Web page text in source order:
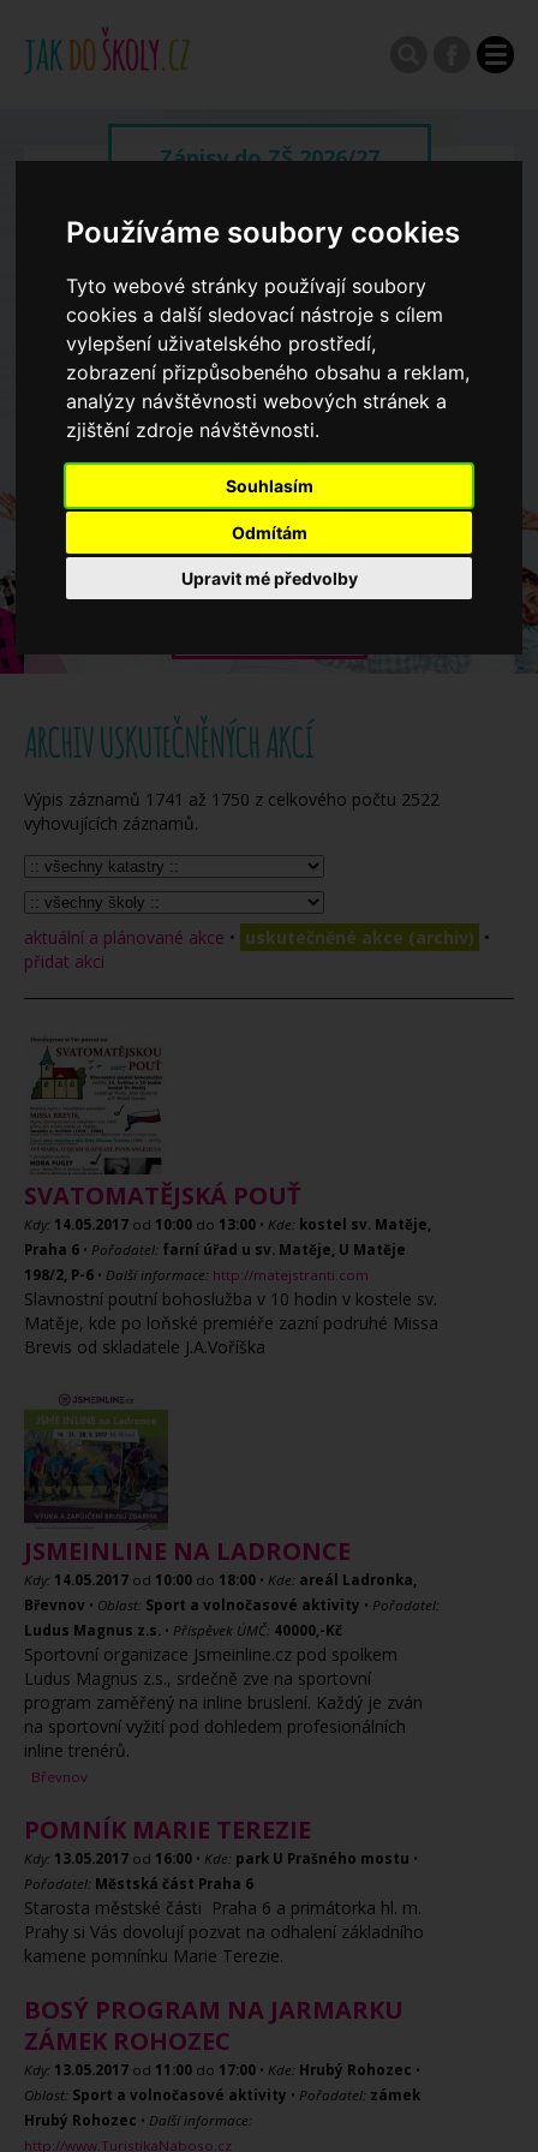
Používáme soubory cookies
Tyto webové stránky používají soubory
cookies a další sledovací nástroje s cílem
vylepšení uživatelského prostředí,
zobrazení přizpůsobeného obsahu a reklam,
analýzy návštěvnosti webových stránek a
zjištění zdroje návštěvnosti.
Souhlasím
Odmítám
Upravit mé předvolby
Zápisy do ZŠ 2026/27
Výroční zprávy
Spádové oblasti ZŠ
Koncepce školství
Dny otevřených dveří ZŠ
Když potřebujete pomoci
ARCHIV USKUTEČNĚNÝCH AKCÍ
Výpis záznamů 1741 až 1750 z celkového počtu 2522
vyhovujících záznamů.
aktuální a plánované akce • uskutečněné akce (archiv) •
přidat akci
SVATOMATĚJSKÁ POUŤ
Kdy: 14.05.2017 od 10:00 do 13:00 • Kde: kostel sv. Matěje,
Praha 6 • Pořadatel: farní úřad u sv. Matěje, U Matěje
198/2, P-6 • Další informace: http://matejstranti.com
Slavnostní poutní bohoslužba v 10 hodin v kostele sv.
Matěje, kde po loňské premiéře zazní podruhé Missa
Brevis od skladatele J.A.Voříška
JSMEINLINE NA LADRONCE
Kdy: 14.05.2017 od 10:00 do 18:00 • Kde: areál Ladronka,
Břevnov • Oblast: Sport a volnočasové aktivity • Pořadatel:
Ludus Magnus z.s. • Příspěvek ÚMČ: 40000,-Kč
Sportovní organizace Jsmeinline.cz pod spolkem
Ludus Magnus z.s., srdečně zve na sportovní
program zaměřený na inline bruslení. Každý je zván
na sportovní vyžití pod dohledem profesionálních
inline trenérů.
Břevnov
POMNÍK MARIE TEREZIE
Kdy: 13.05.2017 od 16:00 • Kde: park U Prašného mostu •
Pořadatel: Městská část Praha 6
Starosta městské části Praha 6 a primátorka hl. m.
Prahy si Vás dovolují pozvat na odhalení základního
kamene pomnínku Marie Terezie.
BOSÝ PROGRAM NA JARMARKU
ZÁMEK ROHOZEC
Kdy: 13.05.2017 od 11:00 do 17:00 • Kde: Hrubý Rohozec •
Oblast: Sport a volnočasové aktivity • Pořadatel: zámek
Hrubý Rohozec • Další informace:
http://www.TuristikaNaboso.cz